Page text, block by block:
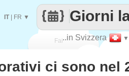
Fai
contare
..in Svizzera ▼
Giorni
IT| FR ▼
ci sono nel